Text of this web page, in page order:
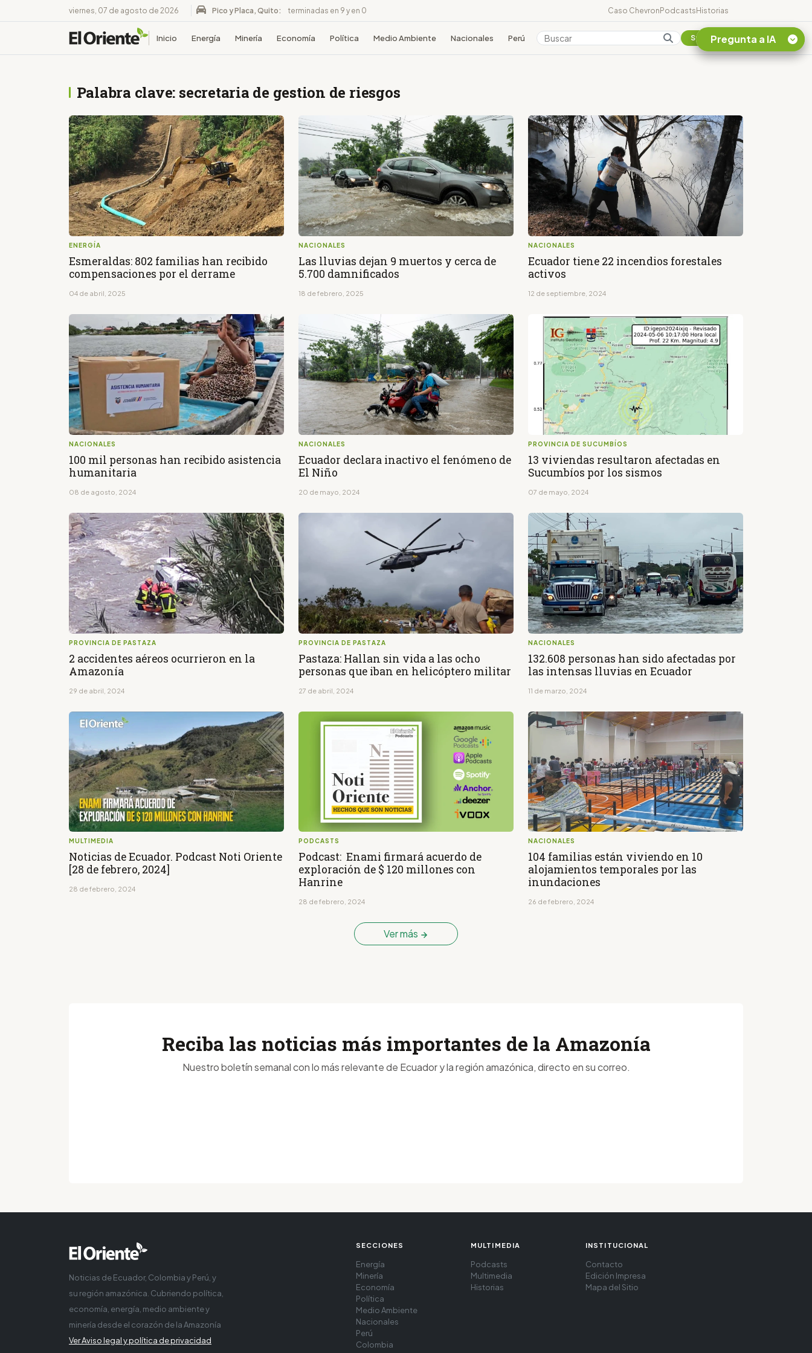
viernes, 07 de agosto de 2026 Pico y Placa, Quito: terminadas en 9 y en 0 Caso ChevronPodcastsHistorias
Inicio Energía Minería Economía Política Medio Ambiente Nacionales Perú Colombia Suscribirse
Palabra clave: secretaria de gestion de riesgos
ENERGÍA
Esmeraldas: 802 familias han recibido
compensaciones por el derrame
04 de abril, 2025
NACIONALES
Las lluvias dejan 9 muertos y cerca de
5.700 damnificados
18 de febrero, 2025
NACIONALES
Ecuador tiene 22 incendios forestales
activos
12 de septiembre, 2024
NACIONALES
100 mil personas han recibido asistencia
humanitaria
08 de agosto, 2024
NACIONALES
Ecuador declara inactivo el fenómeno de
El Niño
20 de mayo, 2024
PROVINCIA DE SUCUMBÍOS
13 viviendas resultaron afectadas en
Sucumbíos por los sismos
07 de mayo, 2024
PROVINCIA DE PASTAZA
2 accidentes aéreos ocurrieron en la
Amazonía
29 de abril, 2024
PROVINCIA DE PASTAZA
Pastaza: Hallan sin vida a las ocho
personas que iban en helicóptero militar
27 de abril, 2024
NACIONALES
132.608 personas han sido afectadas por
las intensas lluvias en Ecuador
11 de marzo, 2024
MULTIMEDIA
Noticias de Ecuador. Podcast Noti Oriente
[28 de febrero, 2024]
28 de febrero, 2024
PODCASTS
Podcast: Enami firmará acuerdo de
exploración de $ 120 millones con
Hanrine
28 de febrero, 2024
NACIONALES
104 familias están viviendo en 10
alojamientos temporales por las
inundaciones
26 de febrero, 2024
Ver más
Pregunta a IA
Listar destinos
turísticos de la
Amazonia Ecuatoriana
¿En que consiste la
tasa minera que rige en
Ecuador?
Reciba las noticias más importantes de la Amazonía
Nuestro boletín semanal con lo más relevante de Ecuador y la región amazónica, directo en su correo.
Noticias de Ecuador, Colombia y Perú, y
su región amazónica. Cubriendo política,
economía, energía, medio ambiente y
minería desde el corazón de la Amazonía
Ver Aviso legal y política de privacidad
SECCIONES
Energía
Minería
Economía
Política
Medio Ambiente
Nacionales
Perú
Colombia
MULTIMEDIA
Podcasts
Multimedia
Historias
INSTITUCIONAL
Contacto
Edición Impresa
Mapa del Sitio